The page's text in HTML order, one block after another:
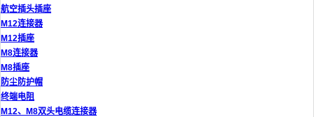
航空插头插座
M12连接器
M12插座
M8连接器
M8插座
防尘防护帽
终端电阻
M12、M8双头电缆连接器